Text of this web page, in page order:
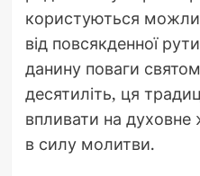
користуються
від повсякденної
данину поваги
десятиліть, ця
впливати на духовне
в силу молитви.